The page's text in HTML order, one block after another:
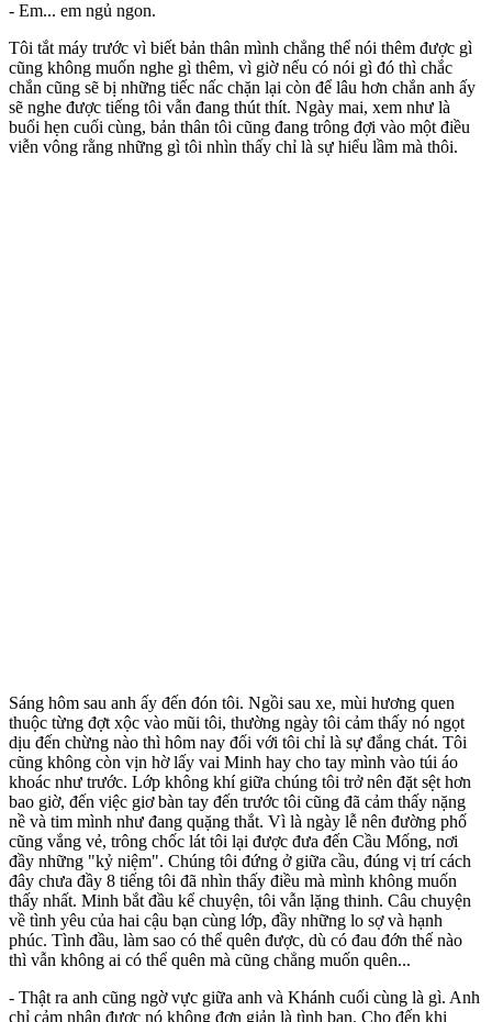
- Em... em ngủ ngon.
Tôi tắt máy trước vì biết bản thân mình chẳng thể nói thêm được gì
cũng không muốn nghe gì thêm, vì giờ nếu có nói gì đó thì chắc
chắn cũng sẽ bị những tiếc nấc chặn lại còn để lâu hơn chắn anh ấy
sẽ nghe được tiếng tôi vẫn đang thút thít. Ngày mai, xem như là
buổi hẹn cuối cùng, bản thân tôi cũng đang trông đợi vào một điều
viễn vông rằng những gì tôi nhìn thấy chỉ là sự hiểu lầm mà thôi.
Sáng hôm sau anh ấy đến đón tôi. Ngồi sau xe, mùi hương quen
thuộc từng đợt xộc vào mũi tôi, thường ngày tôi cảm thấy nó ngọt
dịu đến chừng nào thì hôm nay đối với tôi chỉ là sự đắng chát. Tôi
cũng không còn vịn hờ lấy vai Minh hay cho tay mình vào túi áo
khoác như trước. Lớp không khí giữa chúng tôi trở nên đặt sệt hơn
bao giờ, đến việc giơ bàn tay đến trước tôi cũng đã cảm thấy nặng
nề và tim mình như đang quặng thắt. Vì là ngày lễ nên đường phố
cũng vắng vẻ, trông chốc lát tôi lại được đưa đến Cầu Mống, nơi
đầy những "kỷ niệm". Chúng tôi đứng ở giữa cầu, đúng vị trí cách
đây chưa đầy 8 tiếng tôi đã nhìn thấy điều mà mình không muốn
thấy nhất. Minh bắt đầu kể chuyện, tôi vẫn lặng thinh. Câu chuyện
về tình yêu của hai cậu bạn cùng lớp, đầy những lo sợ và hạnh
phúc. Tình đầu, làm sao có thể quên được, dù có đau đớn thế nào
thì vẫn không ai có thể quên mà cũng chẳng muốn quên...
- Thật ra anh cũng ngờ vực giữa anh và Khánh cuối cùng là gì. Anh
chỉ cảm nhận được nó không đơn giản là tình bạn. Cho đến khi